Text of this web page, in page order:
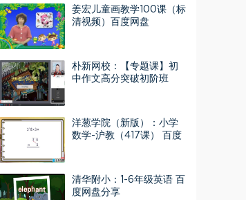
姜宏儿童画教学100课（标
清视频）百度网盘
朴新网校：【专题课】初
中作文高分突破初阶班
洋葱学院（新版）：小学
数学-沪教（417课） 百度
清华附小：1-6年级英语 百
度网盘分享